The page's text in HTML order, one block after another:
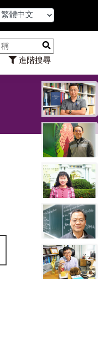
進階搜尋
【7/31】114